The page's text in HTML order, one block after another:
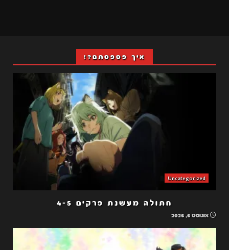
איך פספסתם?!
Uncategorized
חתולה מעשנת פרקים 4-5
אוגוסט 6, 2026